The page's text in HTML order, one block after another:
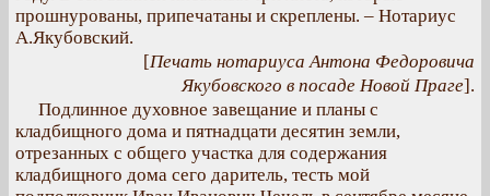
прошнурованы, припечатаны и скреплены. – Нотариус
А.Якубовский.
[Печать нотариуса Антона Федоровича
Якубовского в посаде Новой Праге].
Подлинное духовное завещание и планы с
кладбищного дома и пятнадцати десятин земли,
отрезанных с общего участка для содержания
кладбищного дома сего даритель, тесть мой